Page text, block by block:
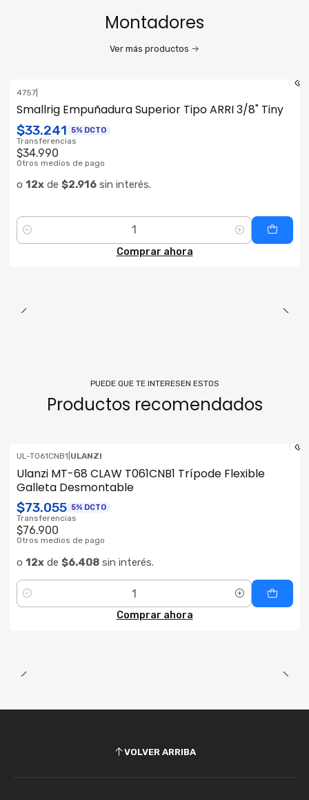
Montadores
Ver más productos
4757|
Smallrig Empuñadura Superior Tipo ARRI 3/8" Tiny
$33.241 5% DCTO
Transferencias
$34.990
Otros medios de pago
o 12xde $2.916sin interés.
Cantidad
Comprar ahora
PUEDE QUE TE INTERESEN ESTOS
Productos recomendados
UL-T061CNB1 ULANZI
Ulanzi MT-68 CLAW T061CNB1 Trípode Flexible
Galleta Desmontable
$73.055 5% DCTO
Transferencias
$76.900
Otros medios de pago
o 12xde $6.408sin interés.
Cantidad
Comprar ahora
VOLVER ARRIBA